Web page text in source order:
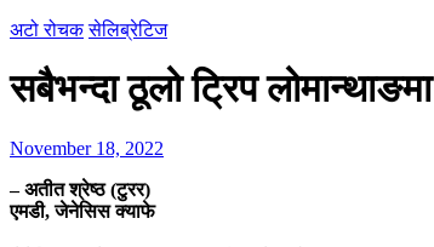
अटो रोचक सेलिब्रेटिज
सबैभन्दा ठूलो ट्रिप
November 18, 2022
– अतीत श्रेष्ठ (टुरर)
एमडी, जेनेसिस क्याफे